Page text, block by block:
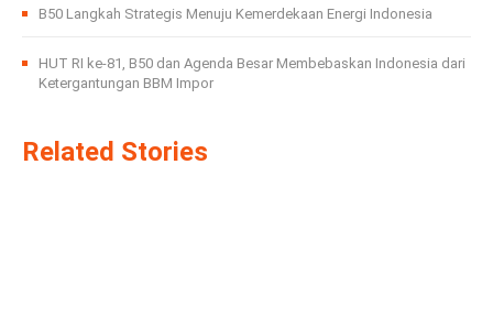
B50 Langkah Strategis Menuju Kemerdekaan Energi Indonesia
HUT RI ke-81, B50 dan Agenda Besar Membebaskan Indonesia dari
Ketergantungan BBM Impor
Related Stories